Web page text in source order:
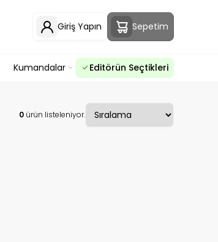
Giriş Yapın Sepetim
Kumandalar Editörün Seçtikleri
0 ürün listeleniyor.